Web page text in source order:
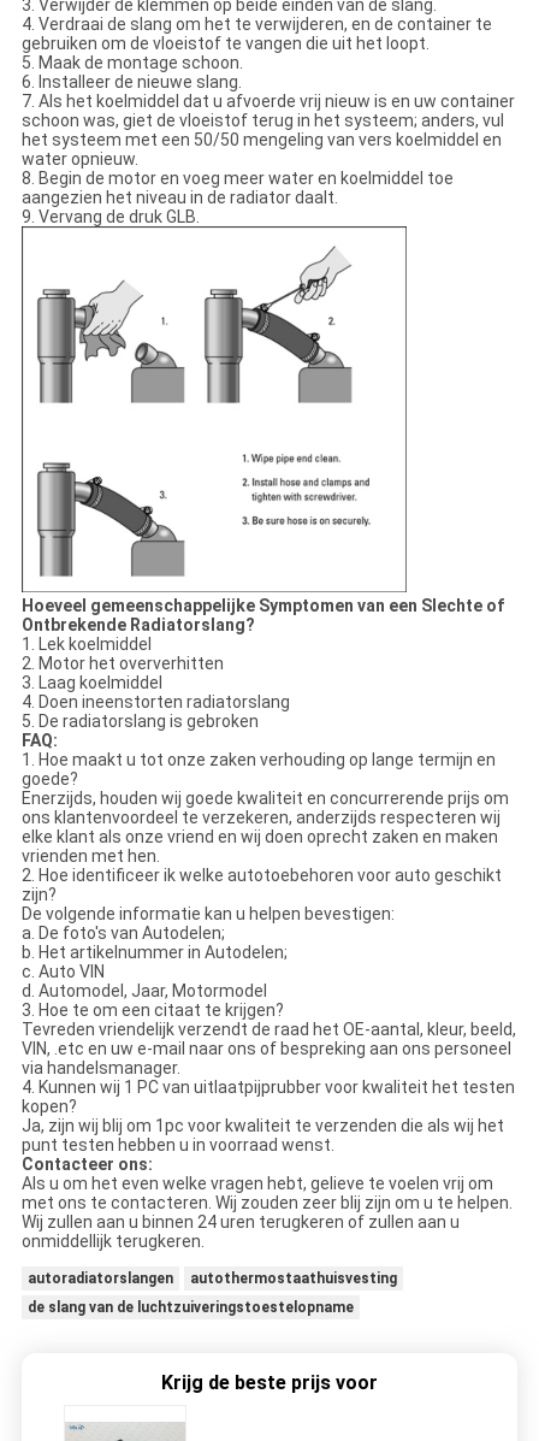
3. Verwijder de klemmen op beide einden van de slang.
4. Verdraai de slang om het te verwijderen, en de container te
gebruiken om de vloeistof te vangen die uit het loopt.
5. Maak de montage schoon.
6. Installeer de nieuwe slang.
7. Als het koelmiddel dat u afvoerde vrij nieuw is en uw container
schoon was, giet de vloeistof terug in het systeem; anders, vul
het systeem met een 50/50 mengeling van vers koelmiddel en
water opnieuw.
8. Begin de motor en voeg meer water en koelmiddel toe
aangezien het niveau in de radiator daalt.
9. Vervang de druk GLB.
Hoeveel gemeenschappelijke Symptomen van een Slechte of
Ontbrekende Radiatorslang?
1. Lek koelmiddel
2. Motor het oververhitten
3. Laag koelmiddel
4. Doen ineenstorten radiatorslang
5. De radiatorslang is gebroken
FAQ:
1. Hoe maakt u tot onze zaken verhouding op lange termijn en
goede?
Enerzijds, houden wij goede kwaliteit en concurrerende prijs om
ons klantenvoordeel te verzekeren, anderzijds respecteren wij
elke klant als onze vriend en wij doen oprecht zaken en maken
vrienden met hen.
2. Hoe identificeer ik welke autotoebehoren voor auto geschikt
zijn?
De volgende informatie kan u helpen bevestigen:
a. De foto's van Autodelen;
b. Het artikelnummer in Autodelen;
c. Auto VIN
d. Automodel, Jaar, Motormodel
3. Hoe te om een citaat te krijgen?
Tevreden vriendelijk verzendt de raad het OE-aantal, kleur, beeld,
VIN, .etc en uw e-mail naar ons of bespreking aan ons personeel
via handelsmanager.
4. Kunnen wij 1 PC van uitlaatpijprubber voor kwaliteit het testen
kopen?
Ja, zijn wij blij om 1pc voor kwaliteit te verzenden die als wij het
punt testen hebben u in voorraad wenst.
Contacteer ons:
Als u om het even welke vragen hebt, gelieve te voelen vrij om
met ons te contacteren. Wij zouden zeer blij zijn om u te helpen.
Wij zullen aan u binnen 24 uren terugkeren of zullen aan u
onmiddellijk terugkeren.
autoradiatorslangen
autothermostaathuisvesting
de slang van de luchtzuiveringstoestelopname
Krijg de beste prijs voor